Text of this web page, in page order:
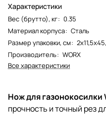
Характеристики
Вес (брутто), кг: 0.35
Материал корпуса: Сталь
Размер упаковки, см:
Производитель: WORX
Все характеристики
Нож для газонокосилки
прочность и точный рез